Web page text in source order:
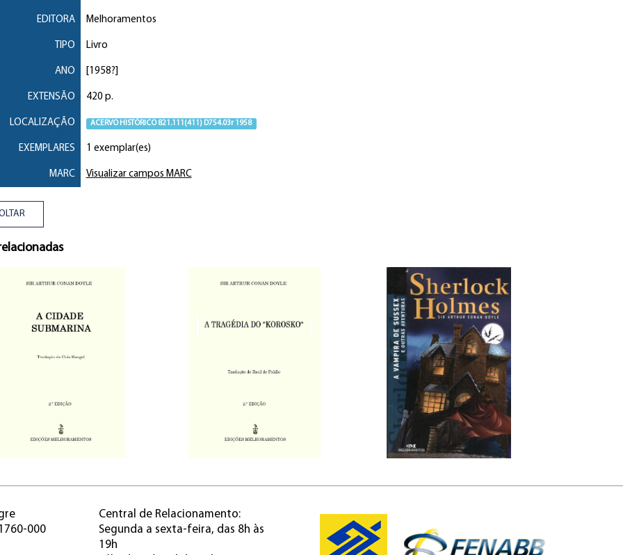
EDITORA Melhoramentos
TIPO Livro
ANO [1958?]
EXTENSÃO 420 p.
LOCALIZAÇÃO ACERVO HISTÓRICO 821.111(411) D754.03r 1958
EXEMPLARES 1 exemplar(es)
MARC Visualizar campos MARC
000
Central de Relacionamento:
Segunda a sexta-feira, das 8h às
19h